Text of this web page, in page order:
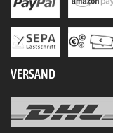
VERSAND